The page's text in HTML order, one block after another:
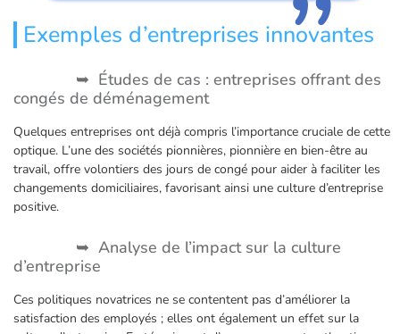
Exemples d’entreprises innovantes
Études de cas : entreprises offrant des
congés de déménagement
Quelques entreprises ont déjà compris l’importance cruciale de cette
optique. L’une des sociétés pionnières, pionnière en bien-être au
travail, offre volontiers des jours de congé pour aider à faciliter les
changements domiciliaires, favorisant ainsi une culture d’entreprise
positive.
Analyse de l’impact sur la culture
d’entreprise
Ces politiques novatrices ne se contentent pas d’améliorer la
satisfaction des employés ; elles ont également un effet sur la